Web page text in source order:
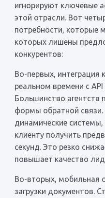
игнорируют ключевые
этой отрасли. Вот
потребности, которые
которых лишены
конкурентов:
Во-первых, интеграция
реальном времени с
Большинство агентств
формы обратной
динамические
клиенту получить
секунд. Это резко
повышает качество
Во-вторых, мобильная
загрузки документов.